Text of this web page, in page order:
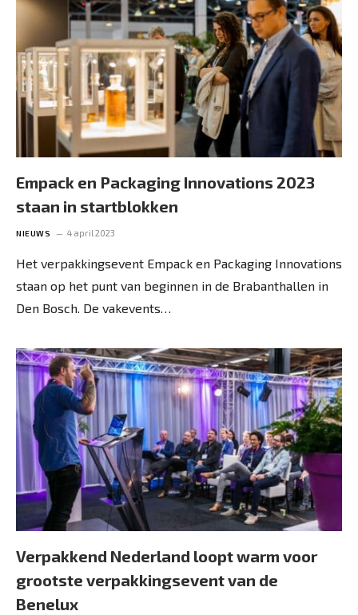
Empack en Packaging Innovations 2023
staan in startblokken
NIEUWS 4 april 2023
Het verpakkingsevent Empack en Packaging Innovations
staan op het punt van beginnen in de Brabanthallen in
Den Bosch. De vakevents…
Verpakkend Nederland loopt warm voor
grootste verpakkingsevent van de
Benelux